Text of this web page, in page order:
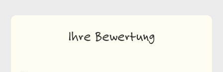
Ihre Bewertung